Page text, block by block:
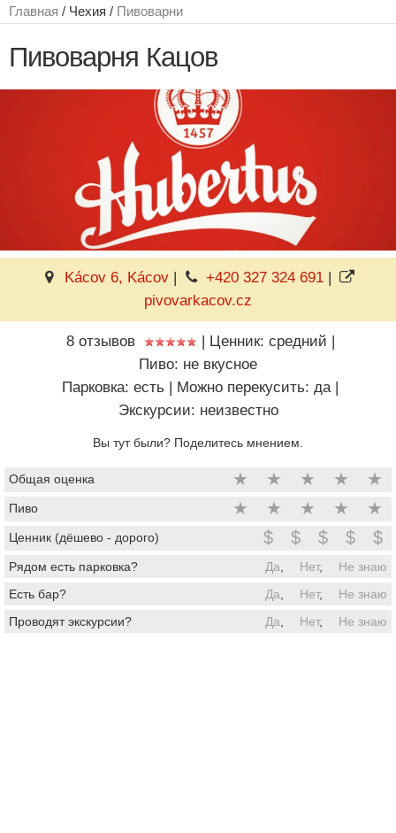
Главная / Чехия / Пивоварни
Пивоварня Кацов
Kácov 6, Kácov| +420 327 324 691 |
pivovarkacov.cz
8 отзывов | Ценник: средний |
Пиво: не вкусное
Парковка: есть | Можно перекусить: да |
Экскурсии: неизвестно
Вы тут были? Поделитесь мнением.
Общая оценка ★ ★ ★ ★ ★
Пиво ★ ★ ★ ★ ★
Ценник (дёшево - дорого) $ $ $ $ $
Рядом есть парковка? Да Нет,
Не знаю
Есть бар?
Да Нет,
Не знаю
Проводят экскурсии?
Да Нет, Не знаю